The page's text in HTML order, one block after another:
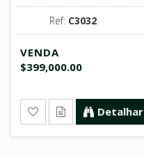
Ref: C3032
VENDA
$399,000.00
Detalhar